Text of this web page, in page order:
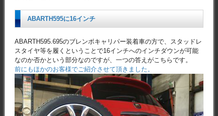
ABARTH595に16インチ
ABARTH595.695のブレンボキャリパー装着車の方で、スタッドレ
スタイヤ等を履くということで16インチへのインチダウンが可能
なのか否かという部分なのですが、一つの答えがこちらです。
前にもほかのお客様でご紹介させて頂きました。